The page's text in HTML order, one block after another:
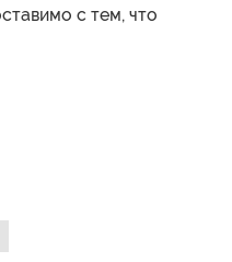
с тем, что